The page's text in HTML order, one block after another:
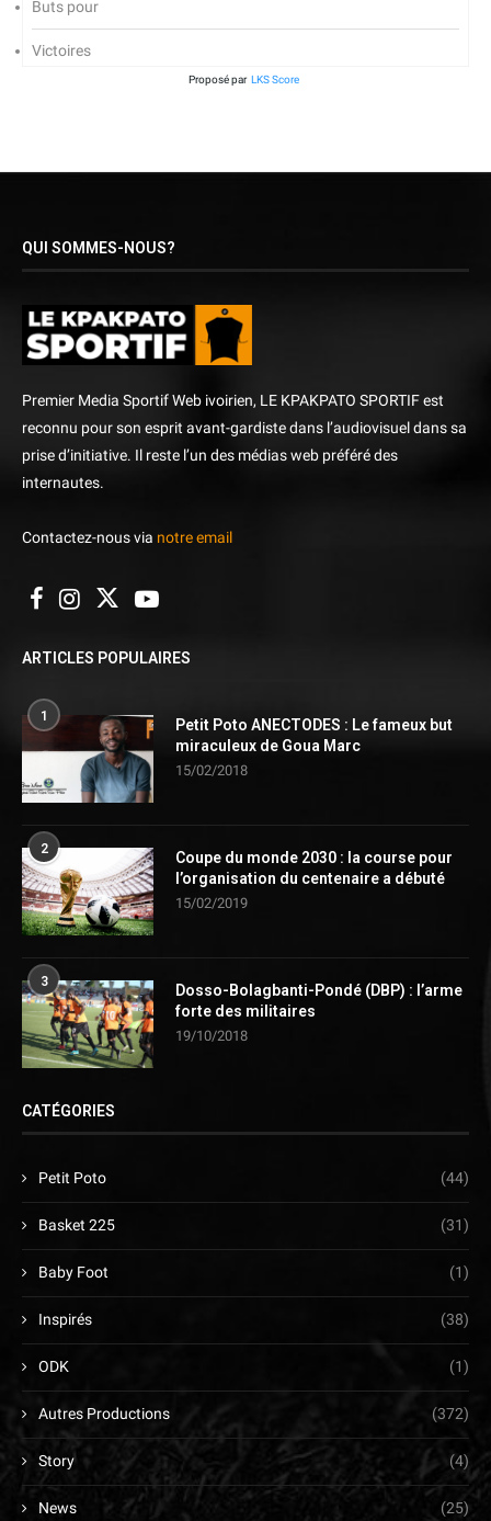
Buts pour
Victoires
Proposé par LKS Score
QUI SOMMES-NOUS?
Premier Media Sportif Web ivoirien, LE KPAKPATO SPORTIF est
reconnu pour son esprit avant-gardiste dans l’audiovisuel dans sa
prise d’initiative. Il reste l’un des médias web préféré des
internautes.
Contactez-nous via notre email
ARTICLES POPULAIRES
1
Petit Poto ANECTODES : Le fameux but
miraculeux de Goua Marc
15/02/2018
2
Coupe du monde 2030 : la course pour
l’organisation du centenaire a débuté
15/02/2019
3
Dosso-Bolagbanti-Pondé (DBP) : l’arme
forte des militaires
19/10/2018
CATÉGORIES
Petit Poto (44)
Basket 225 (31)
Baby Foot (1)
Inspirés (38)
ODK (1)
Autres Productions (372)
Story (4)
News (25)